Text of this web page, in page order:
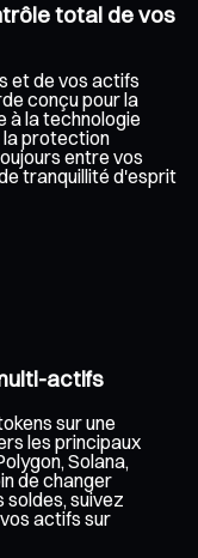
total de vos
et de vos actifs
conçu pour la
à la technologie
la protection
entre vos
tranquillité d'esprit
actifs
sur une
les principaux
Solana,
de changer
suivez
actifs sur